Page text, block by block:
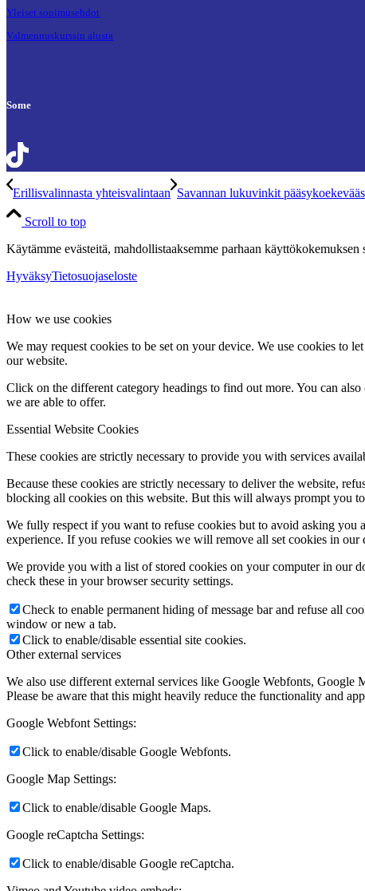
Yleiset sopimusehdot
Valmennuskurssin alusta
Some
Erillisvalinnasta yhteisvalintaan Savannan lukuvinkit
Scroll to top
Käytämme evästeitä, mahdollistaaksemme parhaan
HyväksyTietosuojaseloste
How we use cookies
We may request cookies to be set on your device. We use cookies to
our website.
Click on the different category headings to find out more. You can
we are able to offer.
Essential Website Cookies
These cookies are strictly necessary to provide you with services
Because these cookies are strictly necessary to deliver the website,
blocking all cookies on this website. But this will always prompt you
We fully respect if you want to refuse cookies but to avoid asking you
experience. If you refuse cookies we will remove all set cookies in our
We provide you with a list of stored cookies on your computer in our
check these in your browser security settings.
Check to enable permanent hiding of message bar and refuse all
window or new a tab.
Click to enable/disable essential site cookies.
Other external services
We also use different external services like Google Webfonts,
Please be aware that this might heavily reduce the functionality and
Google Webfont Settings:
Click to enable/disable Google Webfonts.
Google Map Settings:
Click to enable/disable Google Maps.
Google reCaptcha Settings:
Click to enable/disable Google reCaptcha.